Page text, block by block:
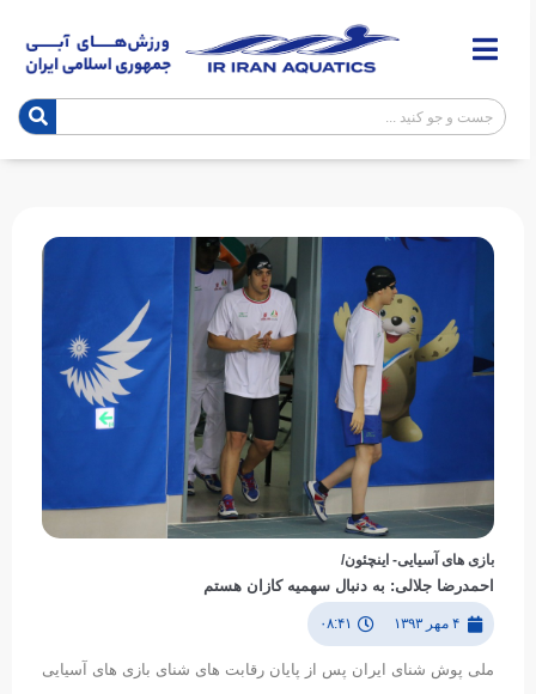
بازی های آسیایی- اینچئون/
احمدرضا جلالى: به دنبال سهمیه کازان هستم
۴ مهر ۱۳۹۳ ۰۸:۴۱
ملی پوش شنای ایران پس از پایان رقابت های شنای بازی های آسیایی